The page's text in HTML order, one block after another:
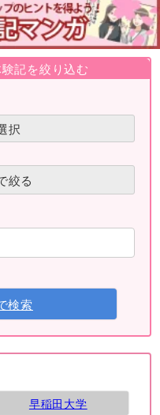
記を絞り込む
択
絞る
検索
早稲田大学